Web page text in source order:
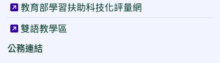
教育部學習扶助科技化評量網
雙語教學區
公務連結